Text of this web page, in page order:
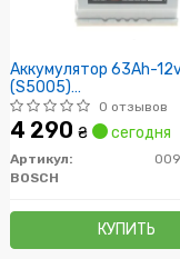
Аккумулятор 63Ah-12v
(S5005)
(242x175x190),R,EN610
0 отзывов
4 290 ₴ сегодня
Артикул:
BOSCH
КУПИТЬ